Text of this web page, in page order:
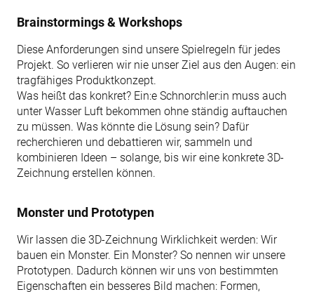
Brainstormings & Workshops
Diese Anforderungen sind unsere Spielregeln für jedes
Projekt. So verlieren wir nie unser Ziel aus den Augen: ein
tragfähiges Produktkonzept.
Was heißt das konkret? Ein:e Schnorchler:in muss auch
unter Wasser Luft bekommen ohne ständig auftauchen
zu müssen. Was könnte die Lösung sein? Dafür
recherchieren und debattieren wir, sammeln und
kombinieren Ideen – solange, bis wir eine konkrete 3D-
Zeichnung erstellen können.
Monster und Prototypen
Wir lassen die 3D-Zeichnung Wirklichkeit werden: Wir
bauen ein Monster. Ein Monster? So nennen wir unsere
Prototypen. Dadurch können wir uns von bestimmten
Eigenschaften ein besseres Bild machen: Formen,